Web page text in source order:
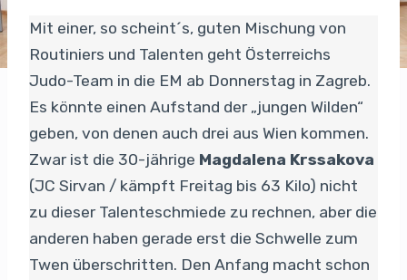
Mit einer, so scheint´s, guten Mischung von
Routiniers und Talenten geht Österreichs
Judo-Team in die EM ab Donnerstag in Zagreb.
Es könnte einen Aufstand der „jungen Wilden“
geben, von denen auch drei aus Wien kommen.
Zwar ist die 30-jährige Magdalena Krssakova
(JC Sirvan / kämpft Freitag bis 63 Kilo) nicht
zu dieser Talenteschmiede zu rechnen, aber die
anderen haben gerade erst die Schwelle zum
Twen überschritten. Den Anfang macht schon